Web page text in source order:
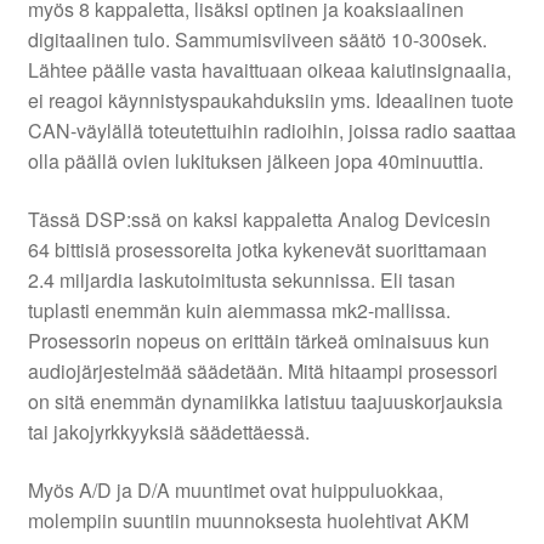
myös 8 kappaletta, lisäksi optinen ja koaksiaalinen
digitaalinen tulo. Sammumisviiveen säätö 10-300sek.
Lähtee päälle vasta havaittuaan oikeaa kaiutinsignaalia,
ei reagoi käynnistyspaukahduksiin yms. Ideaalinen tuote
CAN-väylällä toteutettuihin radioihin, joissa radio saattaa
olla päällä ovien lukituksen jälkeen jopa 40minuuttia.
Tässä DSP:ssä on kaksi kappaletta Analog Devicesin
64 bittisiä prosessoreita jotka kykenevät suorittamaan
2.4 miljardia laskutoimitusta sekunnissa. Eli tasan
tuplasti enemmän kuin aiemmassa mk2-mallissa.
Prosessorin nopeus on erittäin tärkeä ominaisuus kun
audiojärjestelmää säädetään. Mitä hitaampi prosessori
on sitä enemmän dynamiikka latistuu taajuuskorjauksia
tai jakojyrkkyyksiä säädettäessä.
Myös A/D ja D/A muuntimet ovat huippuluokkaa,
molempiin suuntiin muunnoksesta huolehtivat AKM